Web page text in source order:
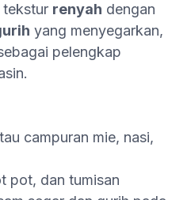
tekstur renyah dengan
yang menyegarkan,
pelengkap
campuran mie, nasi,
pot, dan tumisan